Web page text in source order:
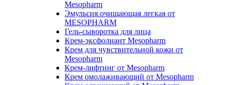
Mesopharm
Эмульсия очищающая легкая от
MESOPHARM
Гель-сыворотка для лица
Крем-эксфолиант Mesopharm
Крем для чувствительной кожи от
Mesopharm
Крем-лифтинг от Mesopharm
Крем омолаживающий от Mesopharm